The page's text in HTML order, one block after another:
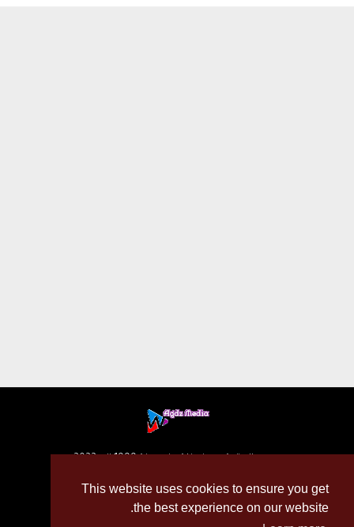
This website uses cookies to ensure you get
the best experience on our website.